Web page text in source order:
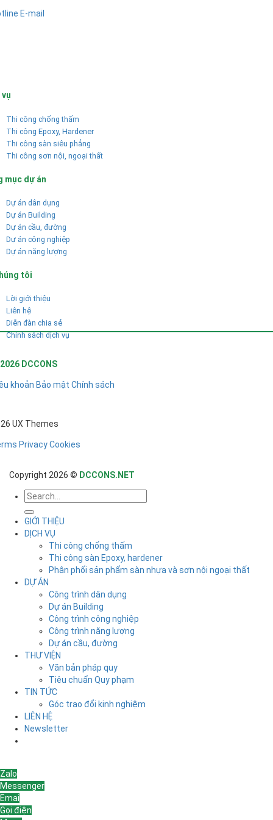
E-mail
Thi công chống thấm
Thi công Epoxy, Hardener
Thi công sàn siêu phẳng
Thi công sơn nội, ngoại thất
mục dự án
Dự án dân dụng
Dự án Building
Dự án cầu, đường
Dự án công nghiệp
Dự án năng lượng
tôi
Lời giới thiệu
Liên hệ
Diễn đàn chia sẻ
Chính sách dịch vụ
DCCONS
khoản Bảo mật Chính sách
UX Themes
PrivacyCookies
Copyright 2026 © DCCONS.NET
GIỚI THIỆU
DỊCH VỤ
Thi công chống thấm
Thi công sàn Epoxy, hardener
Phân phối sản phẩm sàn nhựa và sơn nội ngoại thất
DỰ ÁN
Công trình dân dụng
Dự án Building
Công trình công nghiệp
Công trình năng lượng
Dự án cầu, đường
THƯ VIỆN
Văn bản pháp quy
Tiêu chuẩn Quy phạm
TIN TỨC
Góc trao đổi kinh nghiệm
LIÊN HỆ
Newsletter
Zalo
Messenger
Emai
Gọi điện